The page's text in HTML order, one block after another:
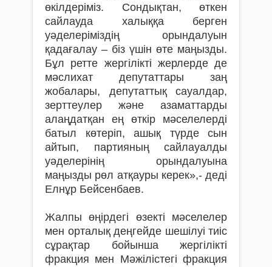
өкілдеріміз. Сондықтан, өткен
сайлауда халыққа берген
уәделеріміздің орындалуын
қадағалау – біз үшін өте маңызды.
Бұл ретте жергілікті жерлерде де
мәслихат депутаттары заң
жобалары, депутаттық сауалдар,
зерттеулер және азаматтарды
алаңдатқан ең өткір мәселелерді
батыл көтеріп, ашық түрде сын
айтып, партияның сайлауалды
уәделерінің орындалуына
маңызды рөл атқауры керек»,- деді
Елнұр Бейсенбаев.
Жалпы өңірдегі өзекті мәселелер
мен орталық деңгейде шешілуі тиіс
сұрақтар бойынша жергілікті
фракция мен Мәжілістегі фракция